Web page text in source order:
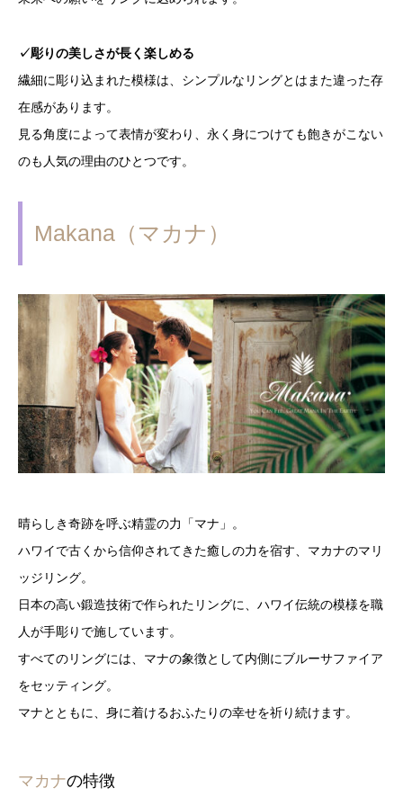
✓彫りの美しさが長く楽しめる
繊細に彫り込まれた模様は、シンプルなリングとはまた違った存
在感があります。
見る角度によって表情が変わり、永く身につけても飽きがこない
のも人気の理由のひとつです。
Makana（マカナ）
晴らしき奇跡を呼ぶ精霊の力「マナ」。
ハワイで古くから信仰されてきた癒しの力を宿す、マカナのマリ
ッジリング。
日本の高い鍛造技術で作られたリングに、ハワイ伝統の模様を職
人が手彫りで施しています。
すべてのリングには、マナの象徴として内側にブルーサファイア
をセッティング。
マナとともに、身に着けるおふたりの幸せを祈り続けます。
マカナの特徴